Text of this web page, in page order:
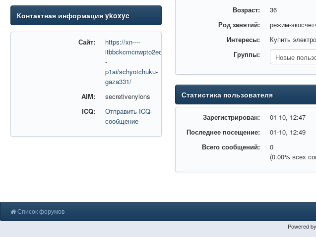
Контактная информация ykoxyc
Сайт:
https://xn----
itbbckcmcnwpto2ec3g.xn-
-
p1ai/schyotchuku-
gaza331/
AIM:
secretivenylons
ICQ:
Отправить ICQ-
сообщение
Возраст:
36
Род занятий:
режим-
Интересы:
Купить
Группы:
Статистика пользователя
Зарегистрирован:
01-10, 12:47
Последнее посещение:
01-10, 12:49
Всего сообщений:
0
(0.00% всех
Список форумов
Powered by